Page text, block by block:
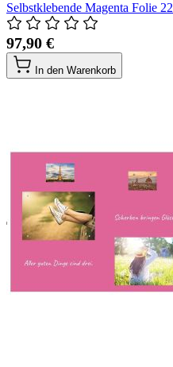
Selbstklebende Magenta Folie
97,90 €
In den Warenkorb